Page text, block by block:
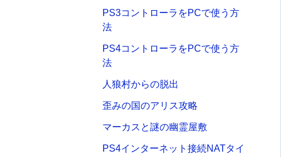
PS3コントローラをPCで使う方
法
PS4コントローラをPCで使う方
法
人狼村からの脱出
歪みの国のアリス攻略
マーカスと謎の幽霊屋敷
PS4インターネット接続NATタイ